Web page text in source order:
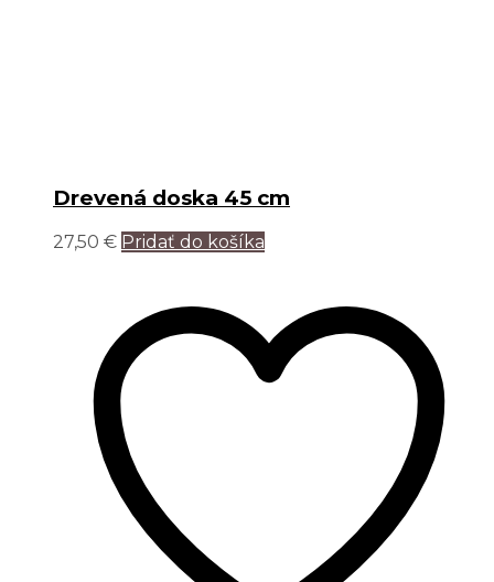
Drevená doska 45 cm
27,50 € Pridať do košíka